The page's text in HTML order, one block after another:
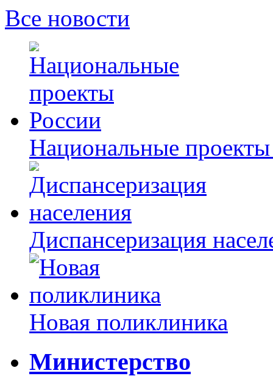
Все новости
Национальные
Диспансеризация
Новая поликлиника
Министерство